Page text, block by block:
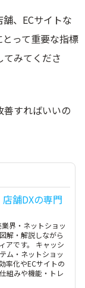
、ECサイトな
って重要な指標
みてくださ
善すればいいの
舗DXの専門
業界・ネットショッ
解・解説しながら
アです。 キャッシ
ム・ネットショッ
率化やECサイトの
組みや機能・トレ